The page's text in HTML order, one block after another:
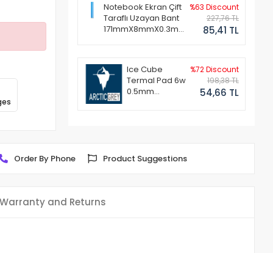
Notebook Ekran Çift
Taraflı Uzayan Bant
171mmX8mmX0.3mm
%63 Discount
227,76 TL
85,41 TL
Ice Cube
Termal Pad 6w
0.5mm
%72 Discount
198,38 TL
54,66 TL
Order By Phone Product Suggestions
Warranty and Returns